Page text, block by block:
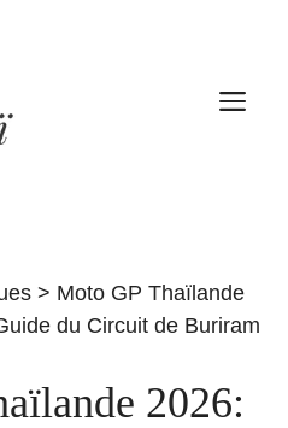
> Moto GP Thaïlande
du Circuit de Buriram
2026: